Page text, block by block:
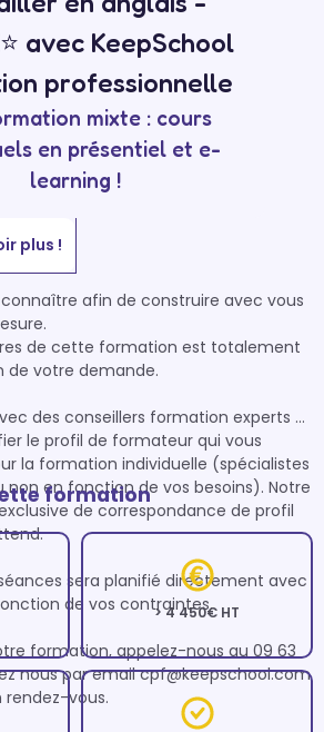
avec KeepSchool
professionnelle
mixte : cours
en présentiel et e-
learning !
plus !
afin de construire avec vous
de cette formation est totalement
de votre demande.
des conseillers formation experts
le profil de formateur qui vous
la formation individuelle (spécialistes
non en fonction de vos besoins). Notre
de correspondance de profil
séances sera planifié directement avec
de vos contraintes.
formation, appelez-nous au 09 63
nous par email cpf@keepschool.com
vous.
formation
> 4 450€ HT